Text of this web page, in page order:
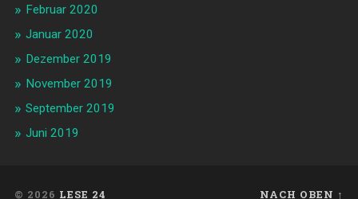
Februar 2020
Januar 2020
Dezember 2019
November 2019
September 2019
Juni 2019
© 2026 LESE 24 NACH OBEN ↑